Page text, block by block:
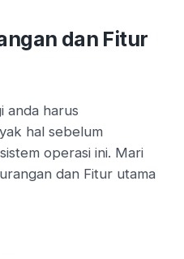
dan Fitur
anda harus
hal sebelum
operasi ini. Mari
dan Fitur utama